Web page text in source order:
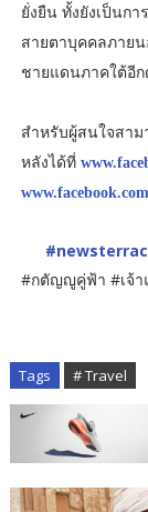
ยั่งยืน ทั้งยังเป็นก
สายตาบุคคลภายน
ชายแดนภาคใต้อีก
สำหรับผู้สนใจสา
หลังได้ที่
#กตัญญูคู่ฟ้า #เจ้า
Tags # Travel